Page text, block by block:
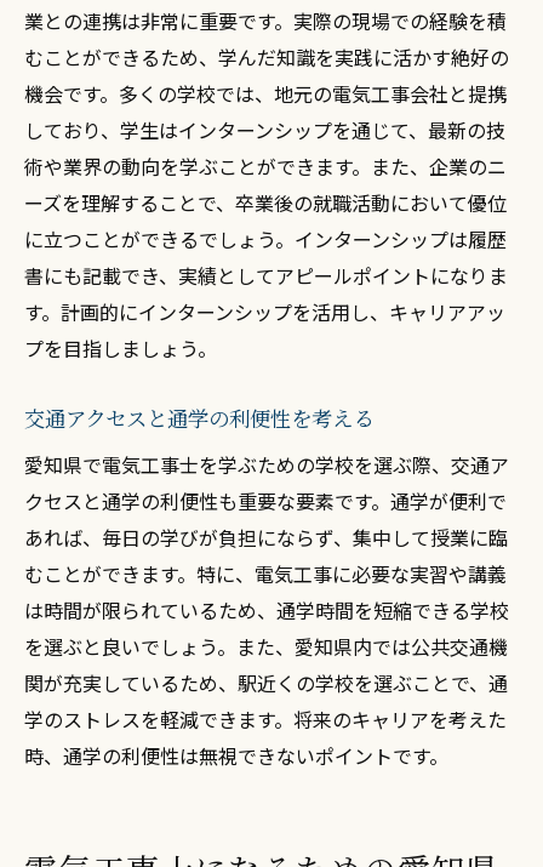
プログラムに含まれる実習の内容
資格取得を支援するプログラムの紹介
教育プログラムの選び方とポイント
愛知県内で利用可能な補助金制度
プログラムの特色とその効果
地域社会と連携した教育プログラム
業との連携は非常に重要です。実際の現場での経験を積
むことができるため、学んだ知識を実践に活かす絶好の
機会です。多くの学校では、地元の電気工事会社と提携
しており、学生はインターンシップを通じて、最新の技
術や業界の動向を学ぶことができます。また、企業のニ
ーズを理解することで、卒業後の就職活動において優位
に立つことができるでしょう。インターンシップは履歴
書にも記載でき、実績としてアピールポイントになりま
す。計画的にインターンシップを活用し、キャリアアッ
プを目指しましょう。
交通アクセスと通学の利便性を考える
愛知県で電気工事士を学ぶための学校を選ぶ際、交通ア
クセスと通学の利便性も重要な要素です。通学が便利で
あれば、毎日の学びが負担にならず、集中して授業に臨
むことができます。特に、電気工事に必要な実習や講義
は時間が限られているため、通学時間を短縮できる学校
を選ぶと良いでしょう。また、愛知県内では公共交通機
関が充実しているため、駅近くの学校を選ぶことで、通
学のストレスを軽減できます。将来のキャリアを考えた
時、通学の利便性は無視できないポイントです。